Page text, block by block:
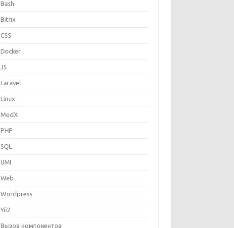
Bash
Bitrix
CSS
Docker
JS
Laravel
Linux
ModX
PHP
SQL
UMI
Web
Wordpress
Yii2
Вызов компонентов